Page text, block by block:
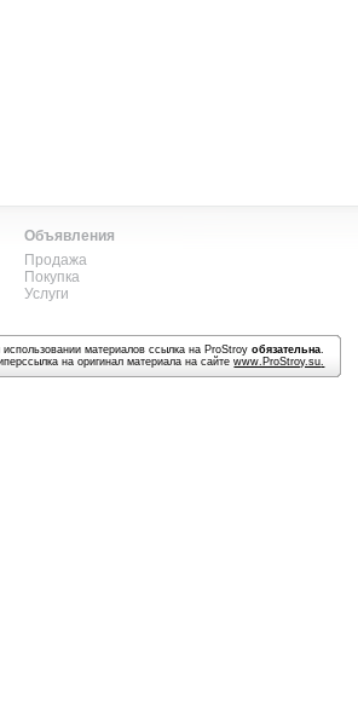
Объявления
Продажа
Покупка
Услуги
материалов ссылка на ProStroyобязательна.
на оригинал материала на сайтеwww.ProStroy.su.